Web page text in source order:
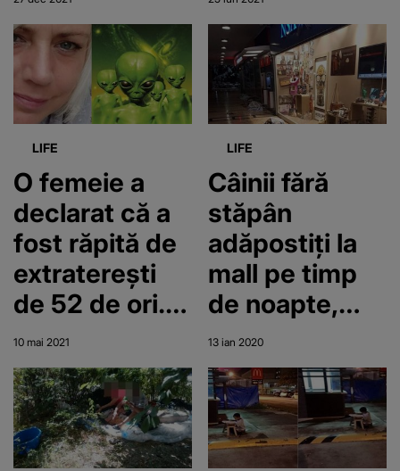
Crăciun. Au
bătut cu
bâtele un om
fără adăpost
milă, iar el i-a
zdrobit craniul
LIFE
O femeie a
declarat că a
fost răpită de
extraterești
de 52 de ori.
Imaginile
apocaliptice
de care a avut
parte
10 mai 2021
LIFE
Câinii fără
stăpân
adăpostiți la
mall pe timp
de noapte,
pentru a nu
suferi de frig
13 ian 2020